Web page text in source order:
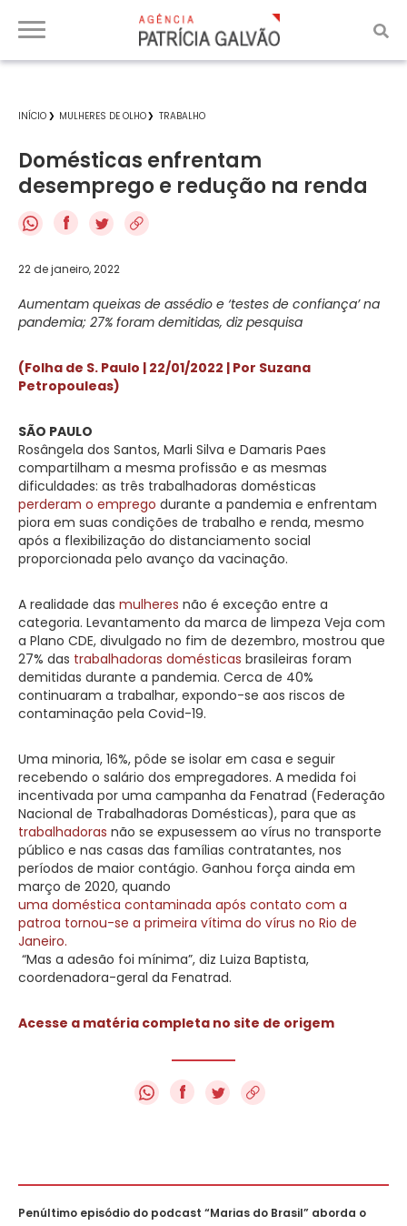
INÍCIO MULHERES DE OLHO TRABALHO
Domésticas enfrentam
desemprego e redução na renda
f
22 de janeiro, 2022
Aumentam queixas de assédio e ‘testes de confiança’ na
pandemia; 27% foram demitidas, diz pesquisa
(Folha de S. Paulo | 22/01/2022 | Por Suzana
Petropouleas)
SÃO PAULO
Rosângela dos Santos, Marli Silva e Damaris Paes
compartilham a mesma profissão e as mesmas
dificuldades: as três trabalhadoras domésticas
perderam o emprego durante a pandemia e enfrentam
piora em suas condições de trabalho e renda, mesmo
após a flexibilização do distanciamento social
proporcionada pelo avanço da vacinação. ​
A realidade das mulheres não é exceção entre a
categoria. Levantamento da marca de limpeza Veja com
a Plano CDE, divulgado no fim de dezembro, mostrou que
27% das trabalhadoras domésticas brasileiras foram
demitidas durante a pandemia. Cerca de 40%
continuaram a trabalhar, expondo-se aos riscos de
contaminação pela Covid-19.
Uma minoria, 16%, pôde se isolar em casa e seguir
recebendo o salário dos empregadores. A medida foi
incentivada por uma campanha da Fenatrad (Federação
Nacional de Trabalhadoras Domésticas), para que as
trabalhadoras não se expusessem ao vírus no transporte
público e nas casas das famílias contratantes, nos
períodos de maior contágio. Ganhou força ainda em
março de 2020, quando
uma doméstica contaminada após contato com a
patroa tornou-se a primeira vítima do vírus no Rio de
Janeiro.
“Mas a adesão foi mínima”, diz Luiza Baptista,
coordenadora-geral da Fenatrad.
Acesse a matéria completa no site de origem
f
Penúltimo episódio do podcast “Marias do Brasil” aborda o